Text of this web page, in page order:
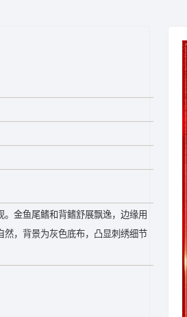
金鱼尾鳍和背鳍舒展飘逸，边缘用
然，背景为灰色底布，凸显刺绣细节